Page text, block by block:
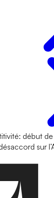
début de
sur